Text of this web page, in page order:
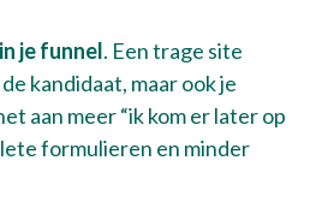
je funnel. Een trage site
kandidaat, maar ook je
aan meer “ik kom er later op
formulieren en minder